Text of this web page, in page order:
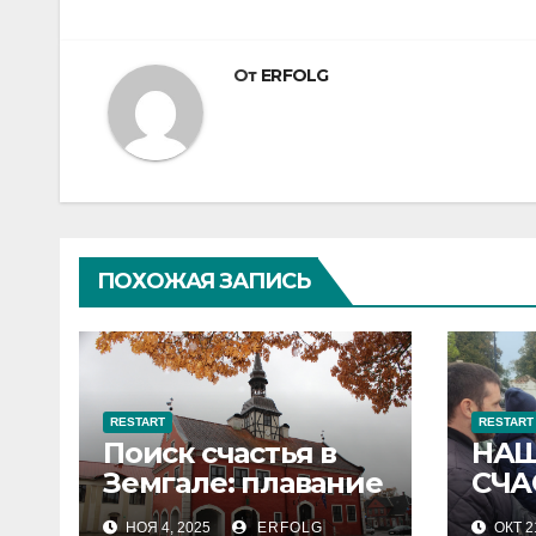
От ERFOLG
ПОХОЖАЯ ЗАПИСЬ
RESTART
Поиск счастья в
Земгале: плавание
в Курляндское
НОЯ 4, 2025 ERFOLG
RESTART
ОКТ